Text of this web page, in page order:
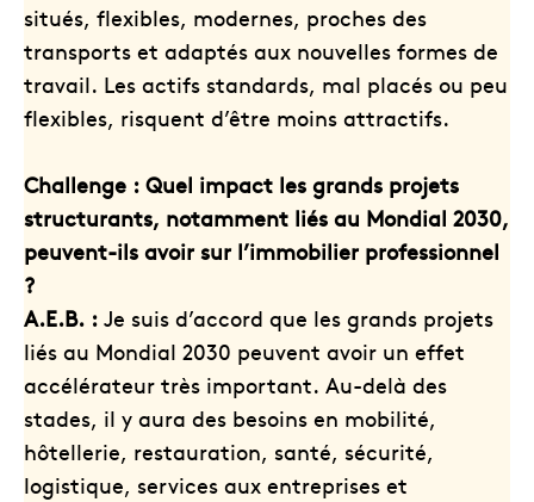
situés, flexibles, modernes, proches des
transports et adaptés aux nouvelles formes de
travail. Les actifs standards, mal placés ou peu
flexibles, risquent d’être moins attractifs.
Challenge : Quel impact les grands projets
structurants, notamment liés au Mondial 2030,
peuvent-ils avoir sur l’immobilier professionnel
?
A.E.B. : Je suis d’accord que les grands projets
liés au Mondial 2030 peuvent avoir un effet
accélérateur très important. Au-delà des
stades, il y aura des besoins en mobilité,
hôtellerie, restauration, santé, sécurité,
logistique, services aux entreprises et